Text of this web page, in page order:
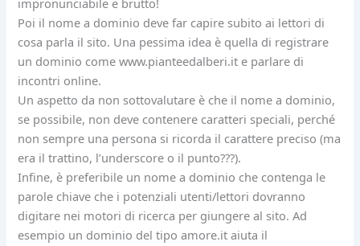
impronunciabile e brutto!
Poi il nome a dominio deve far capire subito ai lettori di
cosa parla il sito. Una pessima idea è quella di registrare
un dominio come www.pianteedalberi.it e parlare di
incontri online.
Un aspetto da non sottovalutare è che il nome a dominio,
se possibile, non deve contenere caratteri speciali, perché
non sempre una persona si ricorda il carattere preciso (ma
era il trattino, l’underscore o il punto???).
Infine, è preferibile un nome a dominio che contenga le
parole chiave che i potenziali utenti/lettori dovranno
digitare nei motori di ricerca per giungere al sito. Ad
esempio un dominio del tipo amore.it aiuta il